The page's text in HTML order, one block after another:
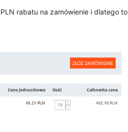
rabatu na zamówienie i dlatego to